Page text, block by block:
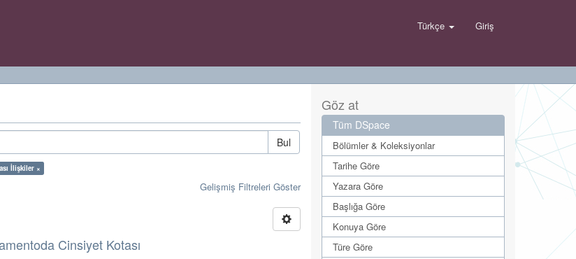
Türkçe Giriş
Bul
İlişkiler ×
Gelişmiş Filtreleri Göster
Cinsiyet Kotası
Göz at
Tüm DSpace
Bölümler & Koleksiyonlar
Tarihe Göre
Yazara Göre
Başlığa Göre
Konuya Göre
Türe Göre